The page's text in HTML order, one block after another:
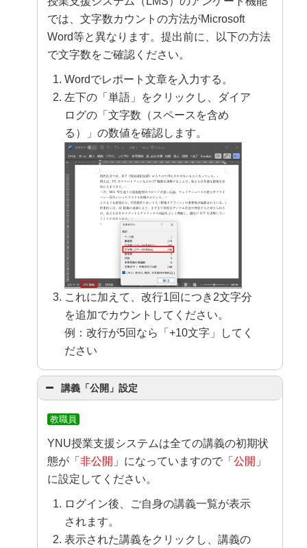
では、文字数カウントの方法がMicrosoft
Word等と異なります。提出前に、以下の方法
で文字数をご確認ください。
Wordでレポート文章を入力する。
左下の「単語」をクリックし、ダイア
ログの「文字数（スペースを含め
る）」の数値を確認します。
これに加えて、改行1回につき2文字分
を追加でカウントしてください。
例：改行が5回なら「+10文字」してく
ださい
講義「公開」設定
教職員
YNU授業支援システムは全ての講義の初期状
態が「非公開 」になっていますので「公開 」
に設定してください。
ログイン後、ご自身の講義一覧が表示
されます。
表示された講義をクリックし、講義の